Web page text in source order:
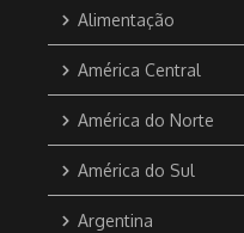
Alimentação
América Central
América do Norte
América do Sul
Argentina